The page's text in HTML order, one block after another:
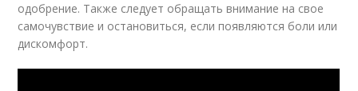
одобрение. Также следует обращать внимание на свое
самочувствие и остановиться, если появляются боли или
дискомфорт.